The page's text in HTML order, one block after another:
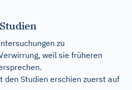
zu
weil sie früheren
den Studien erschien zuerst auf